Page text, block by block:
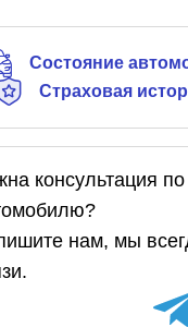
Состояние
Страховая
консультация по
нам, мы